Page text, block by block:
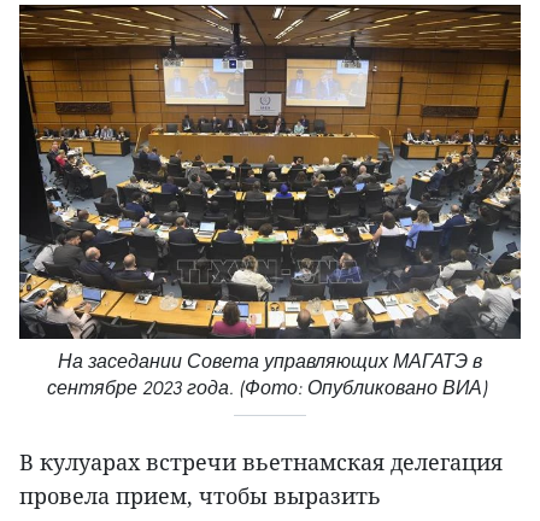
На заседании Совета управляющих МАГАТЭ в
сентябре 2023 года. (Фото: Опубликовано ВИА)
В кулуарах встречи вьетнамская делегация
провела прием, чтобы выразить